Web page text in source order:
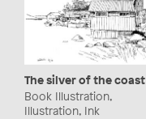
The silver of the coast
Book Illustration,
Illustration, Ink